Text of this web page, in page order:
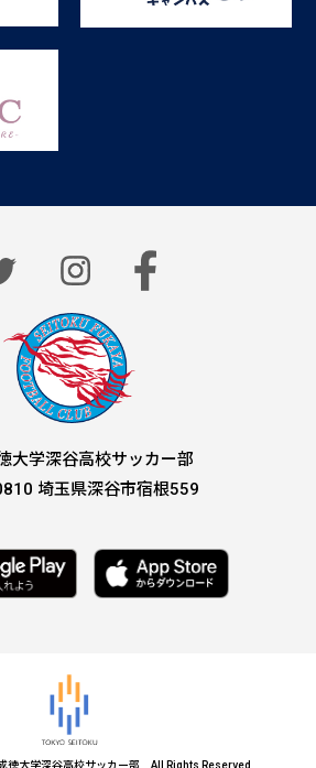
大学深谷高校サッカー部
埼玉県深谷市宿根559